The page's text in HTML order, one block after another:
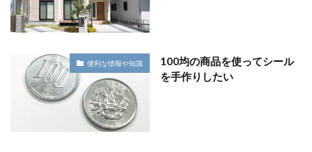
便利な情報や知識
100均の商品を使ってシール
を手作りしたい